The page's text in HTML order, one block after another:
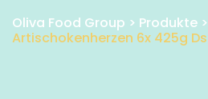
Oliva Food Group > Produkte >
Artischokenherzen 6x 425g Ds